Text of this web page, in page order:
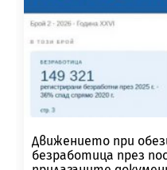
Движението при
безработица през